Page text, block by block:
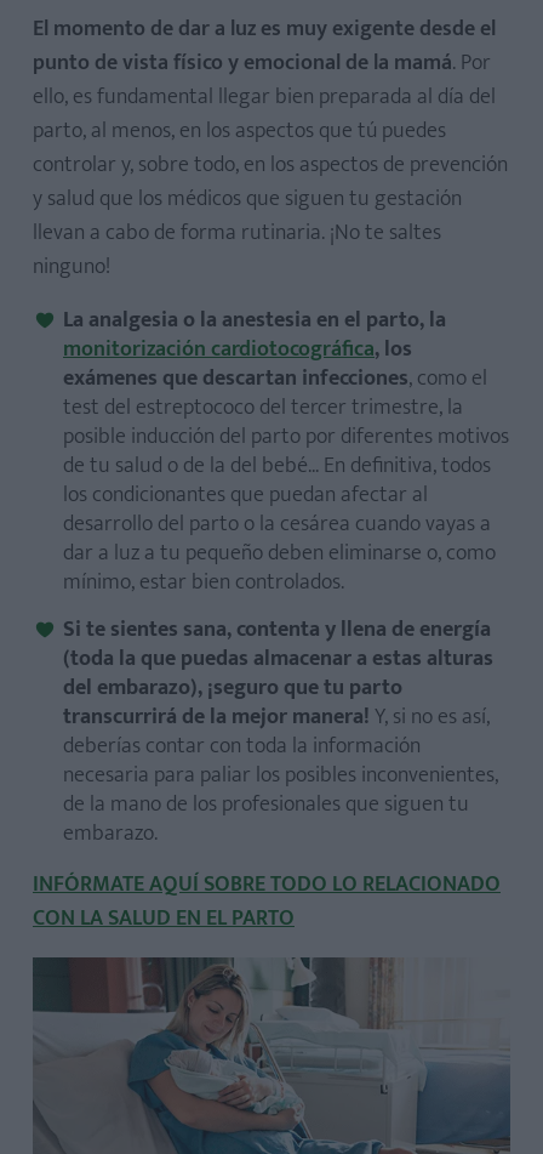
El momento de dar a luz es muy exigente desde el
punto de vista físico y emocional de la mamá. Por
ello, es fundamental llegar bien preparada al día del
parto, al menos, en los aspectos que tú puedes
controlar y, sobre todo, en los aspectos de prevención
y salud que los médicos que siguen tu gestación
llevan a cabo de forma rutinaria. ¡No te saltes
ninguno!
La analgesia o la anestesia en el parto, la
monitorización cardiotocográfica, los
exámenes que descartan infecciones, como el
test del estreptococo del tercer trimestre, la
posible inducción del parto por diferentes motivos
de tu salud o de la del bebé... En definitiva, todos
los condicionantes que puedan afectar al
desarrollo del parto o la cesárea cuando vayas a
dar a luz a tu pequeño deben eliminarse o, como
mínimo, estar bien controlados.
Si te sientes sana, contenta y llena de energía
(toda la que puedas almacenar a estas alturas
del embarazo), ¡seguro que tu parto
transcurrirá de la mejor manera!Y, si no es así,
deberías contar con toda la información
necesaria para paliar los posibles inconvenientes,
de la mano de los profesionales que siguen tu
embarazo.
INFÓRMATE AQUÍ SOBRE TODO LO RELACIONADO
CON LA SALUD EN EL PARTO